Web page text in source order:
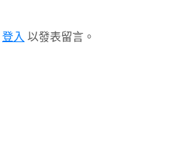
登入 以發表留言。